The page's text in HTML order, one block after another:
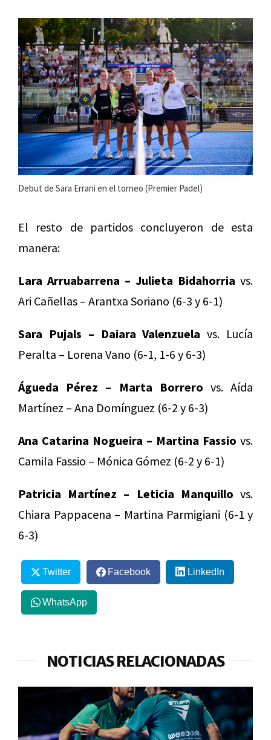
Debut de Sara Errani en el torneo (Premier Padel)
El resto de partidos concluyeron de esta
manera:
Lara Arruabarrena – Julieta Bidahorria vs.
Ari Cañellas – Arantxa Soriano (6-3 y 6-1)
Sara Pujals – Daiara Valenzuela vs. Lucía
Peralta – Lorena Vano (6-1, 1-6 y 6-3)
Águeda Pérez – Marta Borrero vs. Aída
Martínez – Ana Domínguez (6-2 y 6-3)
Ana Catarina Nogueira – Martina Fassio vs.
Camila Fassio – Mónica Gómez (6-2 y 6-1)
Patricia Martínez – Leticia Manquillo vs.
Chiara Pappacena – Martina Parmigiani (6-1 y
6-3)
Twitter Facebook LinkedIn
WhatsApp
NOTICIAS RELACIONADAS